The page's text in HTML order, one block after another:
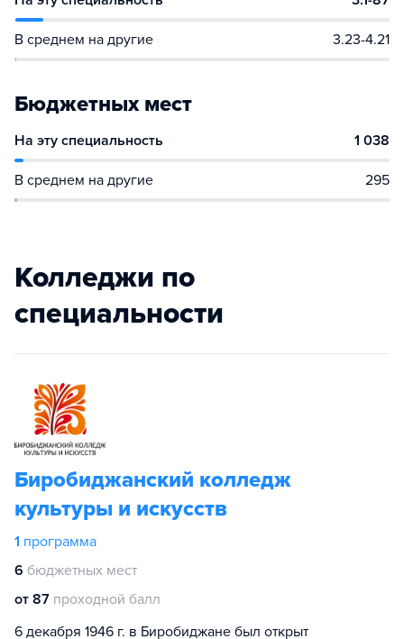
В среднем на другие 3.23-4.21
Бюджетных мест
На эту специальность 1 038
В среднем на другие 295
Колледжи по
специальности
Биробиджанский колледж
культуры и искусств
1 программа
6 бюджетных мест
от 87 проходной балл
6 декабря 1946 г. в Биробиджане был открыт